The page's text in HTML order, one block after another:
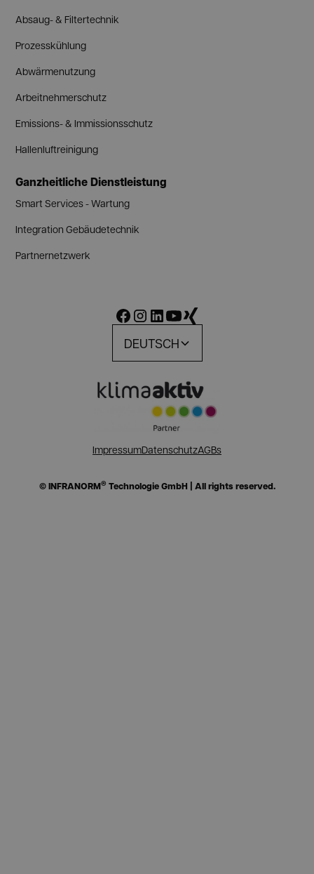
Absaug- & Filtertechnik
Prozesskühlung
Abwärmenutzung
Arbeitnehmerschutz
Emissions- & Immissionsschutz
Hallenluftreinigung
Ganzheitliche Dienstleistung
Smart Services - Wartung
Integration Gebäudetechnik
Partnernetzwerk
DEUTSCH
ImpressumDatenschutzAGBs
© INFRANORM® Technologie GmbH | All rights reserved.